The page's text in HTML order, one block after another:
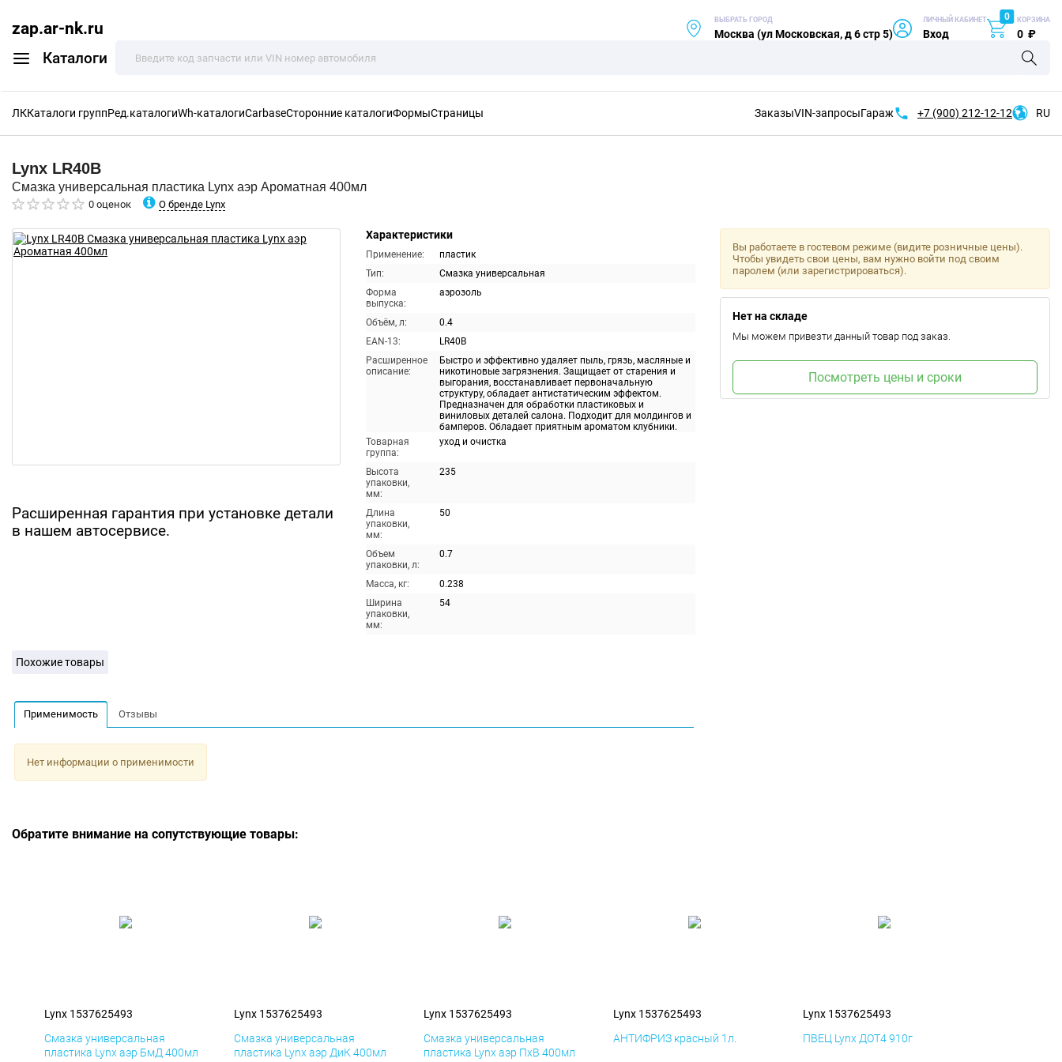
zap.ar-nk.ru
Каталоги
ВЫБРАТЬ ГОРОД
Москва (ул Московская, д 6 стр 5)
ЛИЧНЫЙ КАБИНЕТ
Вход
0 КОРЗИНА
0 ₽
ЛККаталоги группРед.каталогиWh-каталогиCarbaseСторонние каталогиФормыСтраницы ЗаказыVIN-запросыГараж +7 (900) 212-12-12 RU
Lynx LR40B
Смазка универсальная пластика Lynx аэр Ароматная 400мл
0 оценок О бренде Lynx
Расширенная гарантия при установке детали
в нашем автосервисе.
Характеристики
Применение:
пластик
Тип:
Смазка универсальная
Форма
выпуска:
аэрозоль
Объём, л:
0.4
EAN-13:
LR40B
Расширенное
описание:
Быстро и эффективно удаляет пыль, грязь, масляные и
никотиновые загрязнения. Защищает от старения и
выгорания, восстанавливает первоначальную
структуру, обладает антистатическим эффектом.
Предназначен для обработки пластиковых и
виниловых деталей салона. Подходит для молдингов и
бамперов. Обладает приятным ароматом клубники.
Товарная
группа:
уход и очистка
Высота
упаковки,
мм:
235
Длина
упаковки,
мм:
50
Объем
упаковки, л:
0.7
Масса, кг:
0.238
Ширина
упаковки,
мм:
54
Вы работаете в гостевом режиме (видите розничные цены).
Чтобы увидеть свои цены, вам нужно войти под своим
паролем (или зарегистрироваться).
Нет на складе
Мы можем привезти данный товар под заказ.
Посмотреть цены и сроки
Похожие товары
Применимость Отзывы
Нет информации о применимости
Обратите внимание на сопутствующие товары:
Lynx 1537625493
Смазка универсальная
пластика Lynx аэр БмД 400мл
Lynx 1537625493
Смазка универсальная
пластика Lynx аэр ДиК 400мл
Lynx 1537625493
Смазка универсальная
пластика Lynx аэр ПхВ 400мл
Lynx 1537625493
АНТИФРИЗ красный 1л.
Lynx 1537625493
ПВЕЦ Lynx ДОТ4 910г